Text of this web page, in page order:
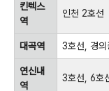
킨텍스
역
인천 2호선
대곡역 3호선, 경의
연신내
역
3호선, 6호